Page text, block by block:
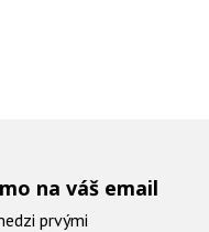
na váš email
prvými